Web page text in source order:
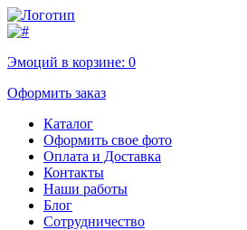
Эмоций в корзине: 0
Оформить заказ
Каталог
Оформить свое фото
Оплата и Доставка
Контакты
Наши работы
Блог
Сотрудничество